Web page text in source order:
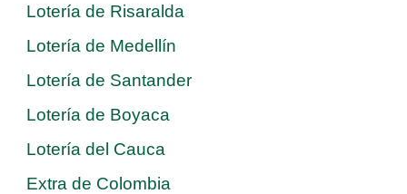
Lotería de Risaralda
Lotería de Medellín
Lotería de Santander
Lotería de Boyaca
Lotería del Cauca
Extra de Colombia